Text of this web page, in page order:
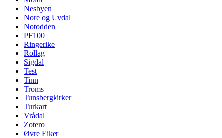
Nesbyen
Nore og Uvdal
Notodden
PF100
Ringerike
Rollag
Sigdal
Test
Tinn
Troms
Tunsbergkirker
Turkart
Vrådal
Zotero
Øvre Eiker